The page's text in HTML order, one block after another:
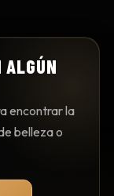
ALGÚN
encontrar la
belleza o